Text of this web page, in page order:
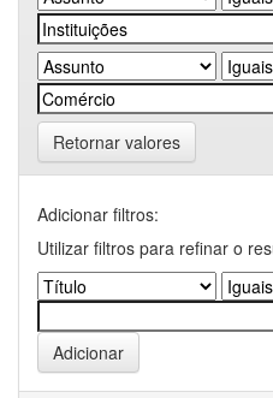
Retornar valores
Adicionar filtros:
Utilizar filtros para refinar o